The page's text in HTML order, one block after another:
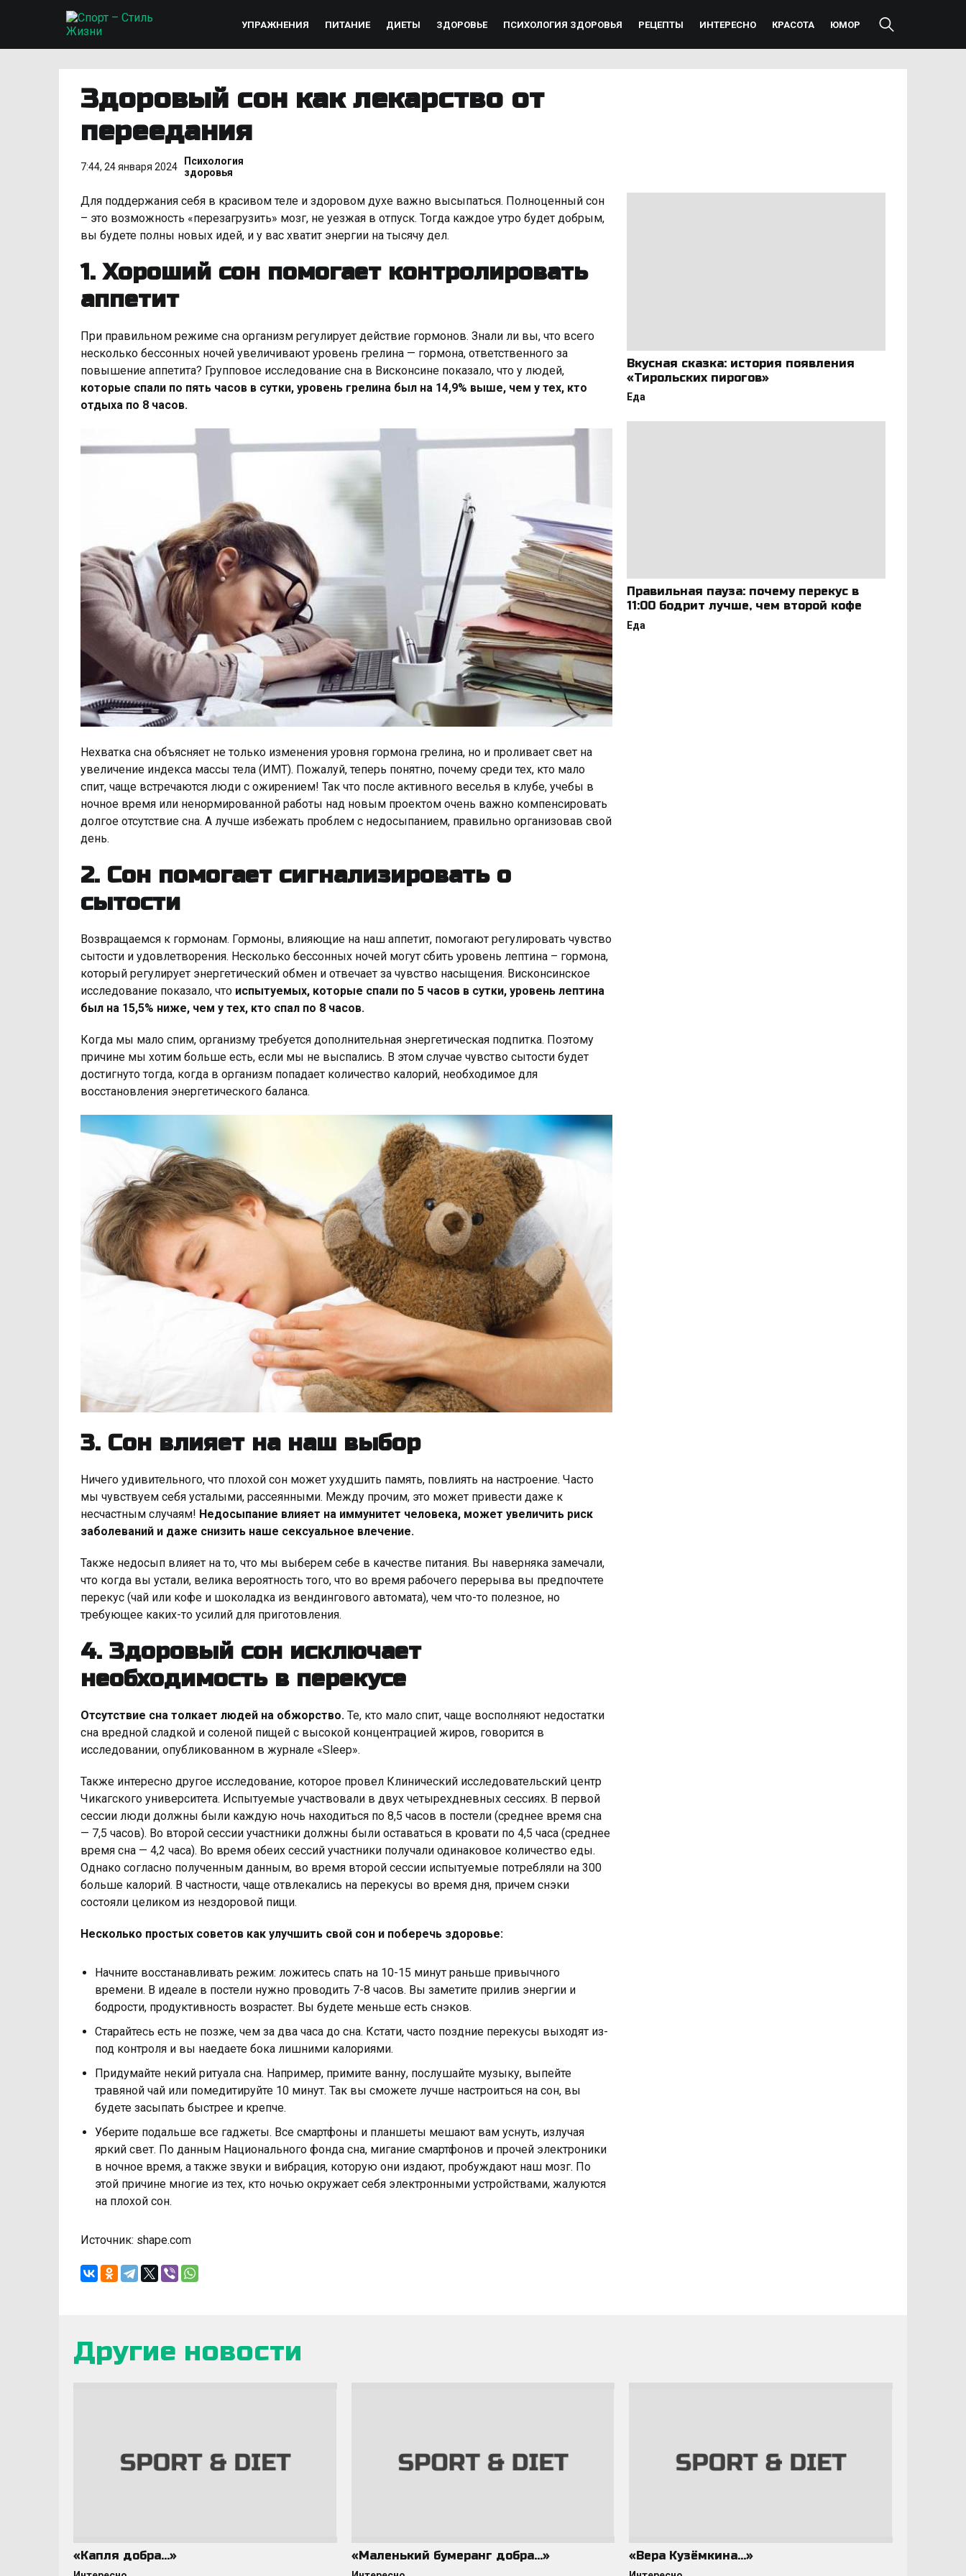
УПРАЖНЕНИЯ ПИТАНИЕ ДИЕТЫ ЗДОРОВЬЕ ПСИХОЛОГИЯ ЗДОРОВЬЯ РЕЦЕПТЫ ИНТЕРЕСНО КРАСОТА ЮМОР
Здоровый сон как лекарство от
переедания
7:44, 24 января 2024
Психология
здоровья
Для поддержания себя в красивом теле и здоровом духе важно высыпаться. Полноценный сон
– это возможность «перезагрузить» мозг, не уезжая в отпуск. Тогда каждое утро будет добрым,
вы будете полны новых идей, и у вас хватит энергии на тысячу дел.
1. Хороший сон помогает контролировать
аппетит
При правильном режиме сна организм регулирует действие гормонов. Знали ли вы, что всего
несколько бессонных ночей увеличивают уровень грелина — гормона, ответственного за
повышение аппетита? Групповое исследование сна в Висконсине показало, что у людей,
которые спали по пять часов в сутки, уровень грелина был на 14,9% выше, чем у тех, кто
отдыха по 8 часов.
Нехватка сна объясняет не только изменения уровня гормона грелина, но и проливает свет на
увеличение индекса массы тела (ИМТ). Пожалуй, теперь понятно, почему среди тех, кто мало
спит, чаще встречаются люди с ожирением! Так что после активного веселья в клубе, учебы в
ночное время или ненормированной работы над новым проектом очень важно компенсировать
долгое отсутствие сна. А лучше избежать проблем с недосыпанием, правильно организовав свой
день.
2. Сон помогает сигнализировать о
сытости
Возвращаемся к гормонам. Гормоны, влияющие на наш аппетит, помогают регулировать чувство
сытости и удовлетворения. Несколько бессонных ночей могут сбить уровень лептина – гормона,
который регулирует энергетический обмен и отвечает за чувство насыщения. Висконсинское
исследование показало, что испытуемых, которые спали по 5 часов в сутки, уровень лептина
был на 15,5% ниже, чем у тех, кто спал по 8 часов.
Когда мы мало спим, организму требуется дополнительная энергетическая подпитка. Поэтому
причине мы хотим больше есть, если мы не выспались. В этом случае чувство сытости будет
достигнуто тогда, когда в организм попадает количество калорий, необходимое для
восстановления энергетического баланса.
3. Сон влияет на наш выбор
Ничего удивительного, что плохой сон может ухудшить память, повлиять на настроение. Часто
мы чувствуем себя усталыми, рассеянными. Между прочим, это может привести даже к
несчастным случаям! Недосыпание влияет на иммунитет человека, может увеличить риск
заболеваний и даже снизить наше сексуальное влечение.
Также недосып влияет на то, что мы выберем себе в качестве питания. Вы наверняка замечали,
что когда вы устали, велика вероятность того, что во время рабочего перерыва вы предпочтете
перекус (чай или кофе и шоколадка из вендингового автомата), чем что-то полезное, но
требующее каких-то усилий для приготовления.
4. Здоровый сон исключает
необходимость в перекусе
Отсутствие сна толкает людей на обжорство. Те, кто мало спит, чаще восполняют недостатки
сна вредной сладкой и соленой пищей с высокой концентрацией жиров, говорится в
исследовании, опубликованном в журнале «Sleep».
Также интересно другое исследование, которое провел Клинический исследовательский центр
Чикагского университета. Испытуемые участвовали в двух четырехдневных сессиях. В первой
сессии люди должны были каждую ночь находиться по 8,5 часов в постели (среднее время сна
— 7,5 часов). Во второй сессии участники должны были оставаться в кровати по 4,5 часа (среднее
время сна — 4,2 часа). Во время обеих сессий участники получали одинаковое количество еды.
Однако согласно полученным данным, во время второй сессии испытуемые потребляли на 300
больше калорий. В частности, чаще отвлекались на перекусы во время дня, причем снэки
состояли целиком из нездоровой пищи.
Несколько простых советов как улучшить свой сон и поберечь здоровье:
Начните восстанавливать режим: ложитесь спать на 10-15 минут раньше привычного
времени. В идеале в постели нужно проводить 7-8 часов. Вы заметите прилив энергии и
бодрости, продуктивность возрастет. Вы будете меньше есть снэков.
Старайтесь есть не позже, чем за два часа до сна. Кстати, часто поздние перекусы выходят из-
под контроля и вы наедаете бока лишними калориями.
Придумайте некий ритуала сна. Например, примите ванну, послушайте музыку, выпейте
травяной чай или помедитируйте 10 минут. Так вы сможете лучше настроиться на сон, вы
будете засыпать быстрее и крепче.
Уберите подальше все гаджеты. Все смартфоны и планшеты мешают вам уснуть, излучая
яркий свет. По данным Национального фонда сна, мигание смартфонов и прочей электроники
в ночное время, а также звуки и вибрация, которую они издают, пробуждают наш мозг. По
этой причине многие из тех, кто ночью окружает себя электронными устройствами, жалуются
на плохой сон.
Источник: shape.com
Вкусная сказка: история появления
«Тирольских пирогов»
Еда
Правильная пауза: почему перекус в
11:00 бодрит лучше, чем второй кофе
Еда
Другие новости
«Капля добра…» «Маленький бумеранг добра…» «Вера Кузёмкина…»